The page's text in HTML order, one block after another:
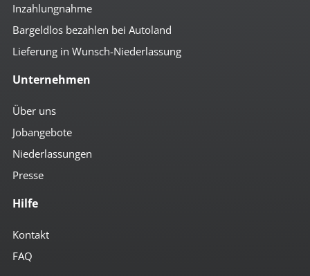
Inzahlungnahme
Bargeldlos bezahlen bei Autoland
Lieferung in Wunsch-Niederlassung
Unternehmen
Über uns
Jobangebote
Niederlassungen
Presse
Hilfe
Kontakt
FAQ